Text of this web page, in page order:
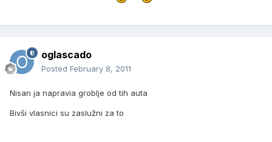
oglascado
Posted February 8, 2011
Nisan ja napravia groblje od tih auta
Bivši vlasnici su zaslužni za to